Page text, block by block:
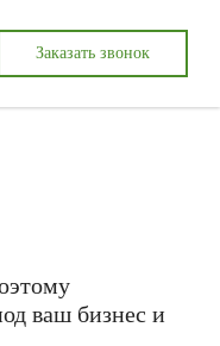
Заказать звонок
ваш бизнес и